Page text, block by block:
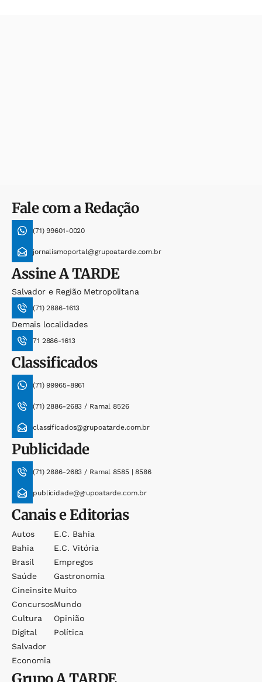
Fale com a Redação
(71) 99601-0020
jornalismoportal@grupoatarde.com.br
AssineA TARDE
Salvador e Região Metropolitana
(71) 2886-1613
Demais localidades
71 2886-1613
Classificados
(71) 99965-8961
(71) 2886-2683 / Ramal 8526
classificados@grupoatarde.com.br
Publicidade
(71) 2886-2683 / Ramal 8585 | 8586
publicidade@grupoatarde.com.br
Canais e Editorias
Autos
Bahia
Brasil
Saúde
Cineinsite
Concursos
Cultura
Digital
Salvador
Economia
E.c. Bahia
E.c. Vitória
Empregos
Gastronomia
Muito
Mundo
Opinião
Política